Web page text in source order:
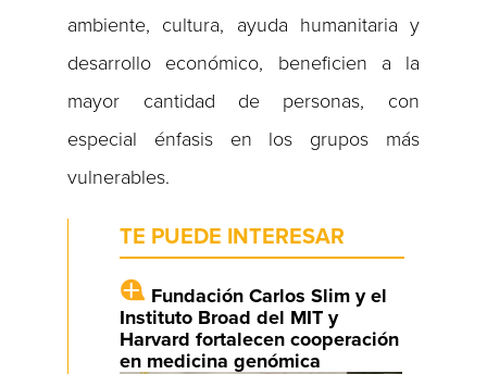
ambiente, cultura, ayuda humanitaria y
desarrollo económico, beneficien a la
mayor cantidad de personas, con
especial énfasis en los grupos más
vulnerables.
TE PUEDE INTERESAR
Fundación Carlos Slim y el
Instituto Broad del MIT y
Harvard fortalecen cooperación
en medicina genómica